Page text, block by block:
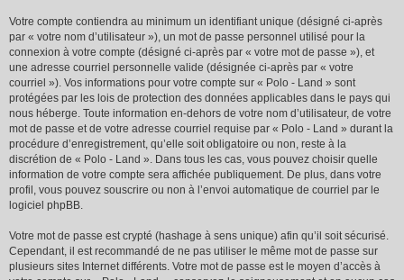
Votre compte contiendra au minimum un identifiant unique (désigné ci-après
par « votre nom d’utilisateur »), un mot de passe personnel utilisé pour la
connexion à votre compte (désigné ci-après par « votre mot de passe »), et
une adresse courriel personnelle valide (désignée ci-après par « votre
courriel »). Vos informations pour votre compte sur « Polo - Land » sont
protégées par les lois de protection des données applicables dans le pays qui
nous héberge. Toute information en-dehors de votre nom d’utilisateur, de votre
mot de passe et de votre adresse courriel requise par « Polo - Land » durant la
procédure d’enregistrement, qu’elle soit obligatoire ou non, reste à la
discrétion de « Polo - Land ». Dans tous les cas, vous pouvez choisir quelle
information de votre compte sera affichée publiquement. De plus, dans votre
profil, vous pouvez souscrire ou non à l’envoi automatique de courriel par le
logiciel phpBB.
Votre mot de passe est crypté (hashage à sens unique) afin qu’il soit sécurisé.
Cependant, il est recommandé de ne pas utiliser le même mot de passe sur
plusieurs sites Internet différents. Votre mot de passe est le moyen d’accès à